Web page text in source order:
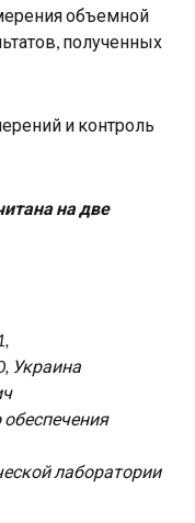
объемной
полученных
и контроль
на две
Украина
лаборатории